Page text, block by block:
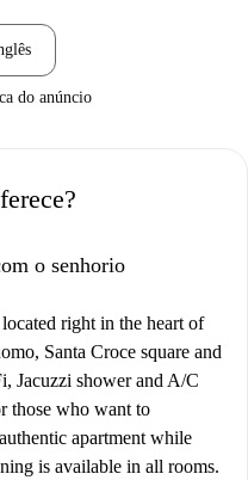
do anúncio
o senhorio
right in the heart of
Santa Croce square and
Jacuzzi shower and A/C
those who want to
apartment while
is available in all rooms.